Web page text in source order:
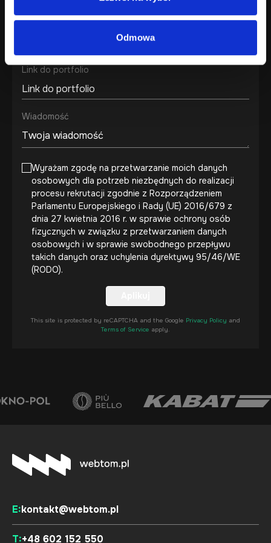
Odmowa
CV
Link do portfolio
Wiadomość
Wyrażam zgodę na przetwarzanie moich danych
osobowych dla potrzeb niezbędnych do realizacji
procesu rekrutacji zgodnie z Rozporządzeniem
Parlamentu Europejskiego i Rady (UE) 2016/679 z
dnia 27 kwietnia 2016 r. w sprawie ochrony osób
fizycznych w związku z przetwarzaniem danych
osobowych i w sprawie swobodnego przepływu
takich danych oraz uchylenia dyrektywy 95/46/WE
(RODO).
Aplikuj
This site is protected by reCAPTCHA and the Google Privacy Policy and
Terms of Service apply.
E:kontakt@webtom.pl
T:+48 602 152 550